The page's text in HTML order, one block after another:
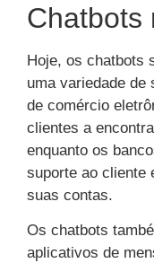
Chatbots
Hoje, os chatbots
uma variedade de
de comércio
clientes a
enquanto os
suporte ao cliente
suas contas.
Os chatbots
aplicativos de